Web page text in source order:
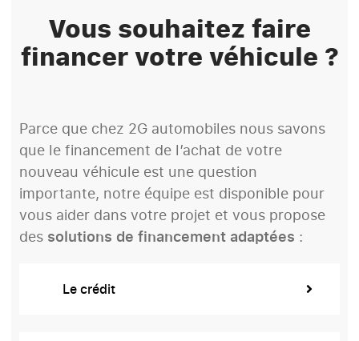
Vous souhaitez faire
financer votre véhicule ?
Parce que chez 2G automobiles nous savons
que le financement de l’achat de votre
nouveau véhicule est une question
importante, notre équipe est disponible pour
vous aider dans votre projet et vous propose
des solutions de financement adaptées :
Le crédit